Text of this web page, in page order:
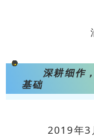
<svg viewBox="0 0 1 1" style="float:left;line-height:0;width:0;vertical-align:top;"></svg>
深耕细作
基础
2019年3月